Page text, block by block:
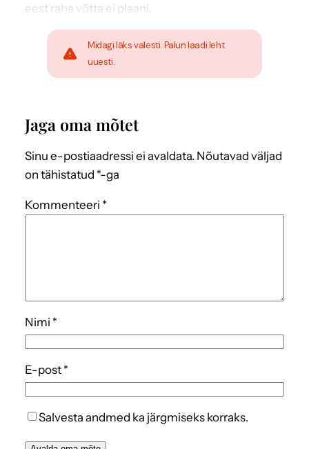
eest raha võtta ei plaani.
Midagi läks valesti. Palun laadi leht
uuesti.
Jaga oma mõtet
Sinu e-postiaadressi ei avaldata. Nõutavad väljad
on tähistatud *-ga
Kommenteeri *
Nimi *
E-post *
Salvesta andmed ka järgmiseks korraks.